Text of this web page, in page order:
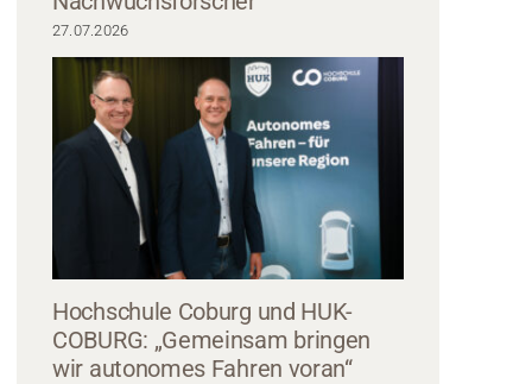
27.07.2026
Hochschule Coburg und HUK-
COBURG: „Gemeinsam bringen
wir autonomes Fahren voran“